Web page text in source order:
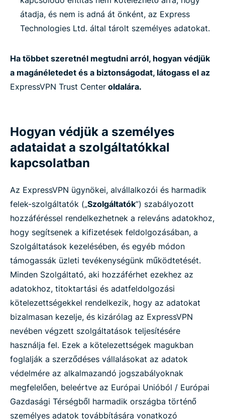
átadja, és nem is adná át önként, az Express
Technologies Ltd. által tárolt személyes adatokat.
Ha többet szeretnél megtudni arról, hogyan védjük
a magánéletedet és a biztonságodat, látogass el az
ExpressVPN Trust Center oldalára.
Hogyan védjük a személyes
adataidat a szolgáltatókkal
kapcsolatban
Az ExpressVPN ügynökei, alvállalkozói és harmadik
felek-szolgáltatók („Szolgáltatók”) szabályozott
hozzáféréssel rendelkezhetnek a releváns adatokhoz,
hogy segítsenek a kifizetések feldolgozásában, a
Szolgáltatások kezelésében, és egyéb módon
támogassák üzleti tevékenységünk működtetését.
Minden Szolgáltató, aki hozzáférhet ezekhez az
adatokhoz, titoktartási és adatfeldolgozási
kötelezettségekkel rendelkezik, hogy az adatokat
bizalmasan kezelje, és kizárólag az ExpressVPN
nevében végzett szolgáltatások teljesítésére
használja fel. Ezek a kötelezettségek magukban
foglalják a szerződéses vállalásokat az adatok
védelmére az alkalmazandó jogszabályoknak
megfelelően, beleértve az Európai Unióból / Európai
Gazdasági Térségből harmadik országba történő
személyes adatok továbbítására vonatkozó